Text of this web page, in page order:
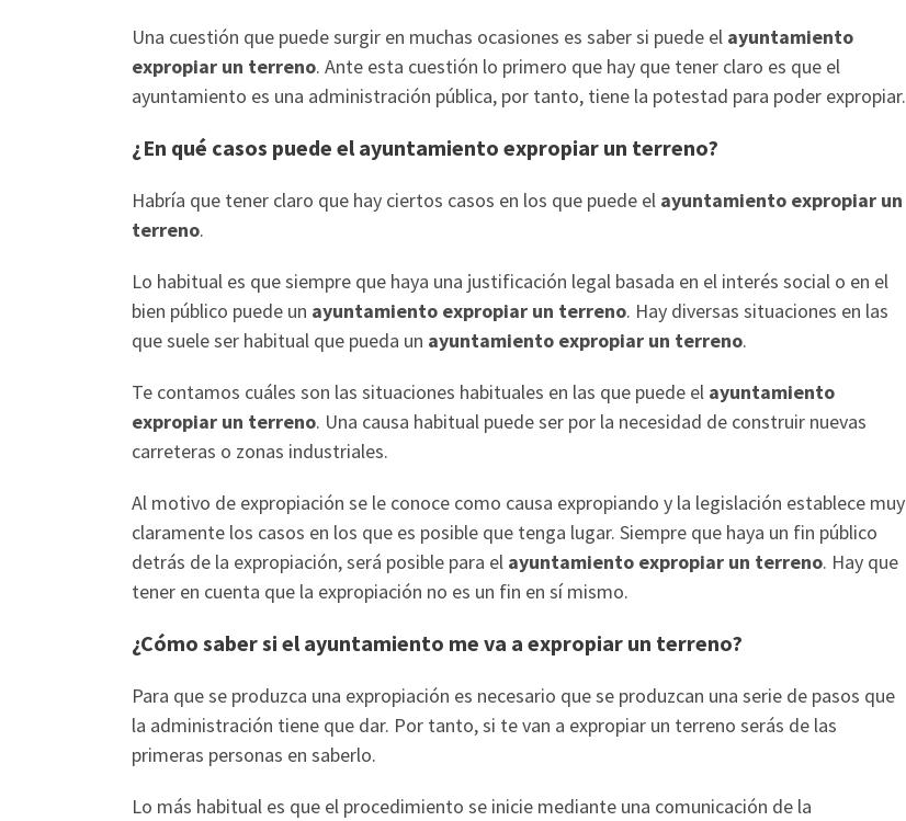
Una cuestión que puede surgir en muchas ocasiones es saber si puede el ayuntamiento
expropiar un terreno. Ante esta cuestión lo primero que hay que tener claro es que el
ayuntamiento es una administración pública, por tanto, tiene la potestad para poder expropiar.
¿En qué casos puede el ayuntamiento expropiar un terreno?
Habría que tener claro que hay ciertos casos en los que puede el ayuntamiento expropiar un
terreno.
Lo habitual es que siempre que haya una justificación legal basada en el interés social o en el
bien público puede un ayuntamiento expropiar un terreno. Hay diversas situaciones en las
que suele ser habitual que pueda un ayuntamiento expropiar un terreno.
Te contamos cuáles son las situaciones habituales en las que puede el ayuntamiento
expropiar un terreno. Una causa habitual puede ser por la necesidad de construir nuevas
carreteras o zonas industriales.
Al motivo de expropiación se le conoce como causa expropiando y la legislación establece muy
claramente los casos en los que es posible que tenga lugar. Siempre que haya un fin público
detrás de la expropiación, será posible para el ayuntamiento expropiar un terreno. Hay que
tener en cuenta que la expropiación no es un fin en sí mismo.
¿Cómo saber si el ayuntamiento me va a expropiar un terreno?
Para que se produzca una expropiación es necesario que se produzcan una serie de pasos que
la administración tiene que dar. Por tanto, si te van a expropiar un terreno serás de las
primeras personas en saberlo.
Lo más habitual es que el procedimiento se inicie mediante una comunicación de la